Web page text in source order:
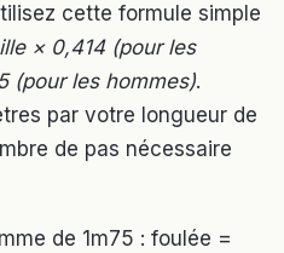
cette formule simple
× 0,414 (pour les
(pour les hommes).
par votre longueur de
de pas nécessaire
de 1m75 : foulée =